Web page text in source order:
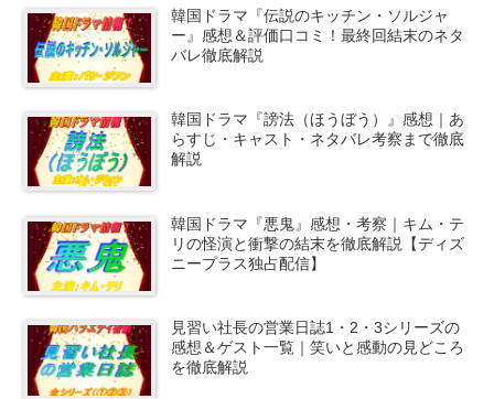
韓国ドラマ『伝説のキッチン・ソルジャ
ー』感想＆評価口コミ！最終回結末のネタ
バレ徹底解説
韓国ドラマ『謗法（ほうぼう）』感想｜あ
らすじ・キャスト・ネタバレ考察まで徹底
解説
韓国ドラマ『悪鬼』感想・考察｜キム・テ
リの怪演と衝撃の結末を徹底解説【ディズ
ニープラス独占配信】
見習い社長の営業日誌1・2・3シリーズの
感想＆ゲスト一覧｜笑いと感動の見どころ
を徹底解説